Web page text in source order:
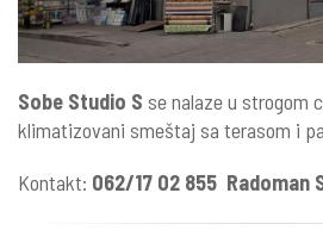
Sobe Studio S se nalaze u strogom
klimatizovani smeštaj sa terasom i
Kontakt: 062/17 02 855 Radoman